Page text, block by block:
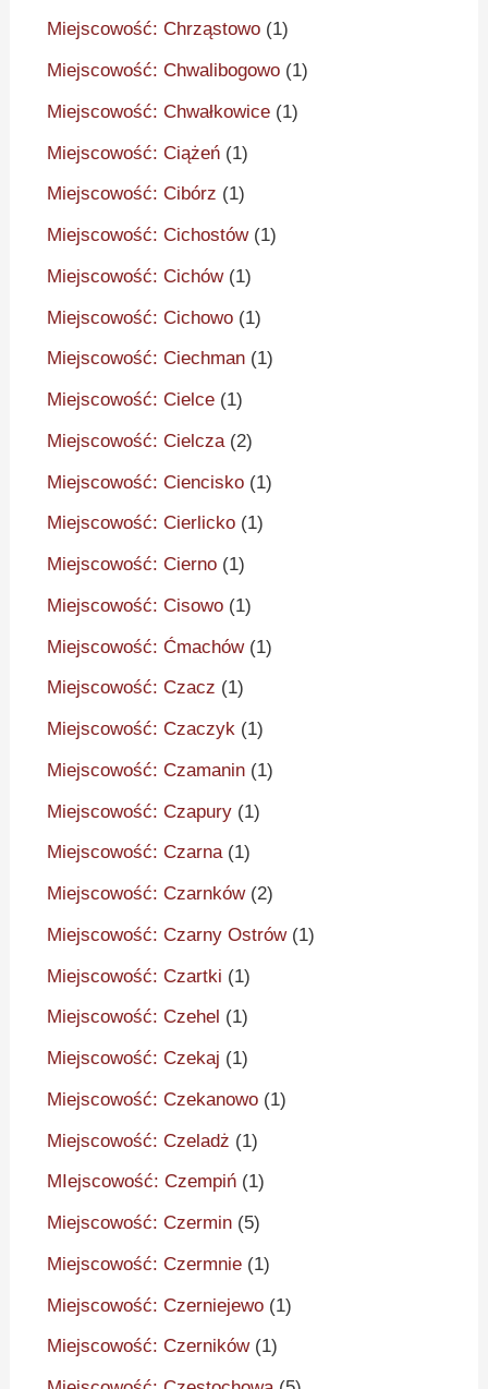
Miejscowość: Chrząstowo (1)
Miejscowość: Chwalibogowo (1)
Miejscowość: Chwałkowice (1)
Miejscowość: Ciążeń (1)
Miejscowość: Cibórz (1)
Miejscowość: Cichostów(1)
Miejscowość: Cichów(1)
Miejscowość: Cichowo (1)
Miejscowość: Ciechman (1)
Miejscowość: Cielce (1)
Miejscowość: Cielcza(2)
Miejscowość: Ciencisko (1)
Miejscowość: Cierlicko (1)
Miejscowość: Cierno (1)
Miejscowość: Cisowo (1)
Miejscowość: Ćmachów(1)
Miejscowość: Czacz (1)
Miejscowość: Czaczyk (1)
Miejscowość: Czamanin (1)
Miejscowość: Czapury (1)
Miejscowość: Czarna(1)
Miejscowość: Czarnków(2)
Miejscowość: Czarny Ostrów(1)
Miejscowość: Czartki (1)
Miejscowość: Czehel (1)
Miejscowość: Czekaj (1)
Miejscowość: Czekanowo (1)
Miejscowość: Czeladż (1)
MIejscowość: Czempiń (1)
Miejscowość: Czermin (5)
Miejscowość: Czermnie (1)
Miejscowość: Czerniejewo (1)
Miejscowość: Czerników(1)